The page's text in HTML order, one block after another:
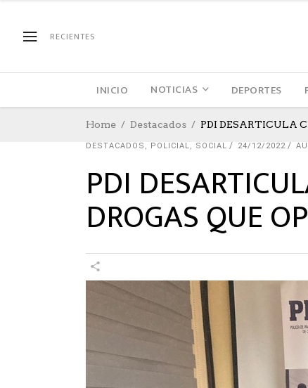
RECIENTES
INICIO NOTICIAS DEPORTES
Home Destacados PDI DESARTICULA
DESTACADOS , POLICIAL, SOCIAL 24/12/2022
PDI
DROGAS QUE